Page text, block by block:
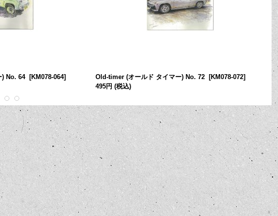
) No. 64 [KM078-064]
Old-timer (オールド タイマー) No. 72 [KM078-072]
495円 (税込)